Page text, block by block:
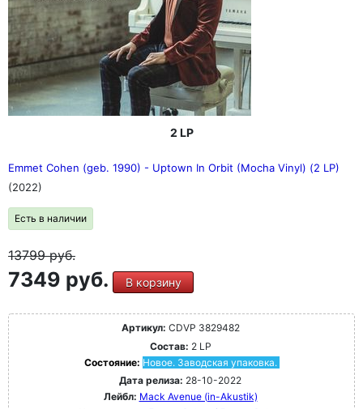
2 LP
Emmet Cohen (geb. 1990) - Uptown In Orbit (Mocha Vinyl) (2 LP)
(2022)
Есть в наличии
13799руб.
7349 руб. В корзину
Артикул: CDVP 3829482
Состав: 2 LP
Состояние: Новое. Заводская упаковка.
Дата релиза: 28-10-2022
Лейбл: Mack Avenue (in-Akustik)